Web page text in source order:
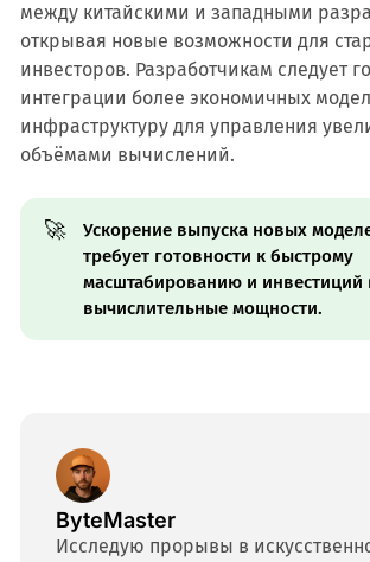
между китайскими и западными
открывая новые возможности для
инвесторов. Разработчикам следует
интеграции более экономичных
инфраструктуру для управления
объёмами вычислений.
🚀
Ускорение выпуска новых
требует готовности к быстрому
масштабированию и инвестиций
вычислительные мощности.
ByteMaster
Исследую прорывы в